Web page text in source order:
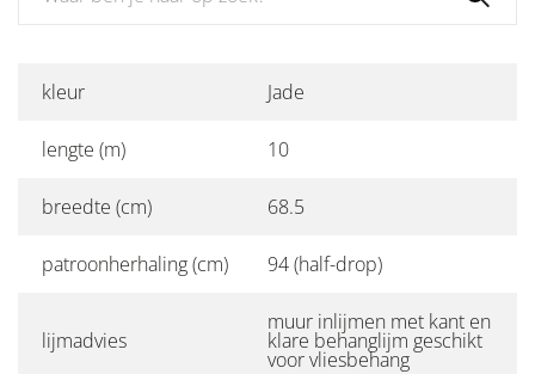
kleur Jade
lengte (m) 10
breedte (cm) 68.5
patroonherhaling (cm) 94 (half-drop)
lijmadvies
muur inlijmen met kant en
klare behanglijm geschikt
voor vliesbehang